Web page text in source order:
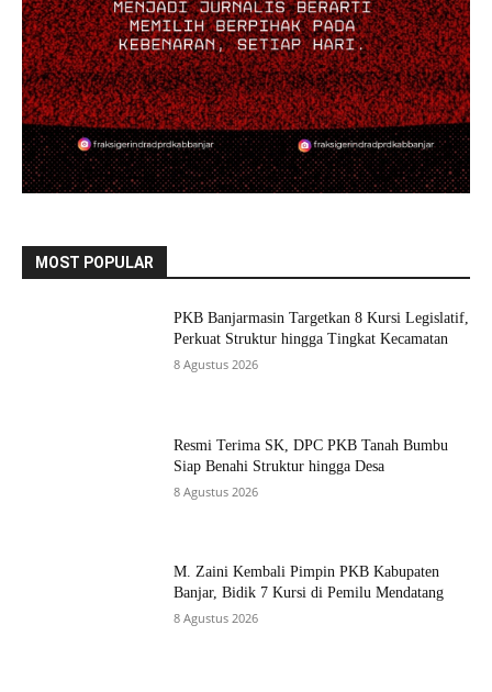
MOST POPULAR
PKB Banjarmasin Targetkan 8 Kursi Legislatif,
Perkuat Struktur hingga Tingkat Kecamatan
8 Agustus 2026
Resmi Terima SK, DPC PKB Tanah Bumbu
Siap Benahi Struktur hingga Desa
8 Agustus 2026
M. Zaini Kembali Pimpin PKB Kabupaten
Banjar, Bidik 7 Kursi di Pemilu Mendatang
8 Agustus 2026